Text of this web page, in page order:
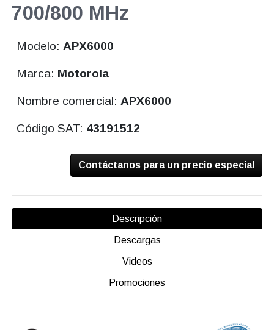
700/800 MHz
Modelo: APX6000
Marca: Motorola
Nombre comercial: APX6000
Código SAT: 43191512
Contáctanos para un precio especial
Descripción
Descargas
Videos
Promociones